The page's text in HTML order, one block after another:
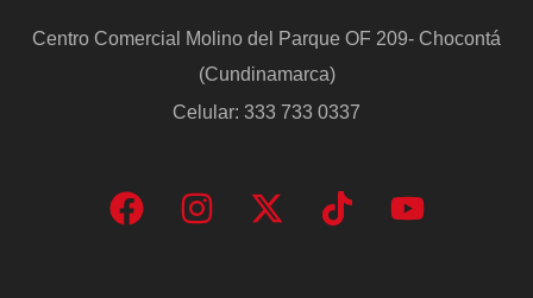
Centro Comercial Molino del Parque OF 209- Chocontá
(Cundinamarca)
Celular: 333 733 0337